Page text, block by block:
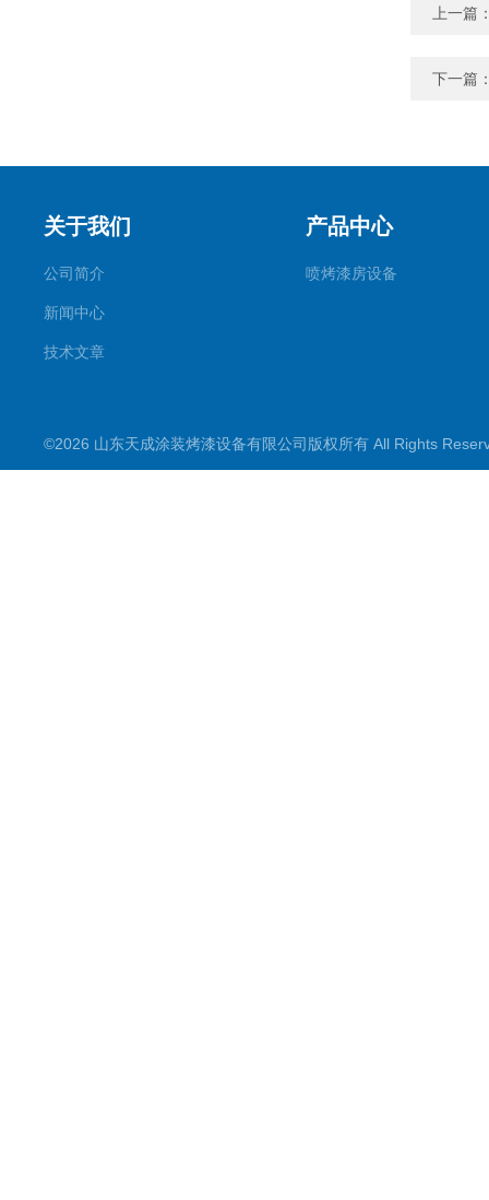
上一篇
下一篇
关于我们
公司简介
新闻中心
技术文章
产品中心
喷烤漆房设备
©2026 山东天成涂装烤漆设备有限公司版权所有 All Rights